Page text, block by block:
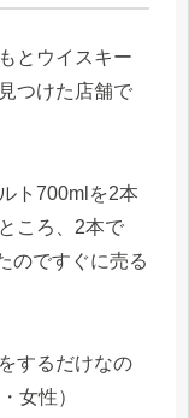
とウイスキー
つけた店舗で
ト700mlを2本
ころ、2本で
のですぐに売る
するだけなの
女性）